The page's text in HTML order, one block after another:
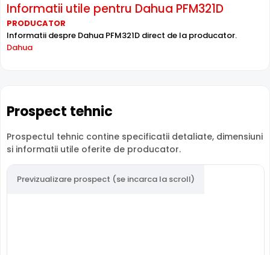
Informatii utile pentru Dahua PFM321D
PRODUCATOR
Informatii despre Dahua PFM321D direct de la producator.
Dahua
Prospect tehnic
Prospectul tehnic contine specificatii detaliate, dimensiuni
si informatii utile oferite de producator.
Previzualizare prospect (se incarca la scroll)